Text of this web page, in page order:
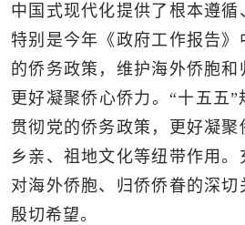
中国式现代化提供了根本遵循
特别是今年《政府工作报告
的侨务政策，维护海外侨胞和
更好凝聚侨心侨力。“十五五
贯彻党的侨务政策，更好凝
乡亲、祖地文化等纽带作用
对海外侨胞、归侨侨眷的深
殷切希望。